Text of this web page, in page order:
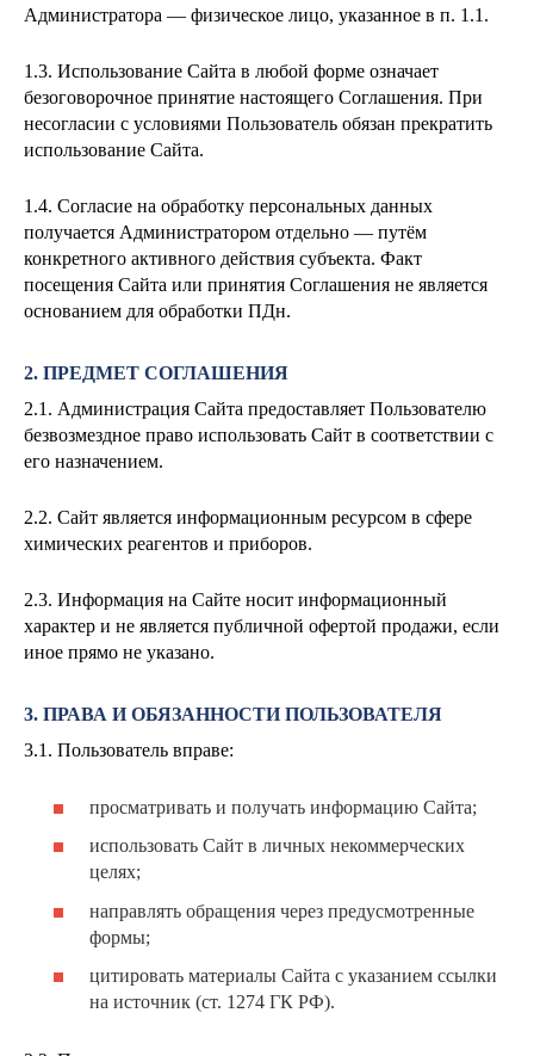
Администратора — физическое лицо, указанное в п. 1.1.
1.3. Использование Сайта в любой форме означает
безоговорочное принятие настоящего Соглашения. При
несогласии с условиями Пользователь обязан прекратить
использование Сайта.
1.4. Согласие на обработку персональных данных
получается Администратором отдельно — путём
конкретного активного действия субъекта. Факт
посещения Сайта или принятия Соглашения не является
основанием для обработки ПДн.
2. ПРЕДМЕТ СОГЛАШЕНИЯ
2.1. Администрация Сайта предоставляет Пользователю
безвозмездное право использовать Сайт в соответствии с
его назначением.
2.2. Сайт является информационным ресурсом в сфере
химических реагентов и приборов.
2.3. Информация на Сайте носит информационный
характер и не является публичной офертой продажи, если
иное прямо не указано.
3. ПРАВА И ОБЯЗАННОСТИ ПОЛЬЗОВАТЕЛЯ
3.1. Пользователь вправе:
просматривать и получать информацию Сайта;
использовать Сайт в личных некоммерческих
целях;
направлять обращения через предусмотренные
формы;
цитировать материалы Сайта с указанием ссылки
на источник (ст. 1274 ГК РФ).